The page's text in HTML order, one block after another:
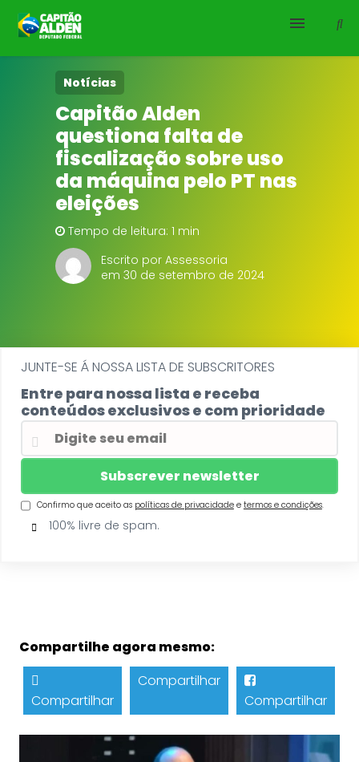
HOME
NOTÍCIAS
BIOGRAFIA
DOWNLOADS
EMENDAS
PROJETOS
Notícias
Capitão Alden
questiona falta de
fiscalização sobre uso
da máquina pelo PT nas
eleições
Tempo de leitura: 1 min
Escrito por Assessoria
em 30 de setembro de 2024
JUNTE-SE Á NOSSA LISTA DE SUBSCRITORES
Entre para nossa lista e receba
conteúdos exclusivos e com prioridade
Confirmo que aceito as políticas de privacidadee termos e condições.
100% livre de spam.
Compartilhe agora mesmo:
Compartilhar
Compartilhar
Compartilhar